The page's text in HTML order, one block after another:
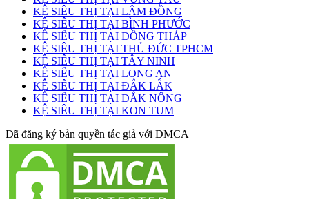
KỆ SIÊU THỊ TẠI LÂM ĐỒNG
KỆ SIÊU THỊ TẠI BÌNH PHƯỚC
KỆ SIÊU THỊ TẠI ĐỒNG THÁP
KỆ SIÊU THỊ TẠI THỦ ĐỨC TPHCM
KỆ SIÊU THỊ TẠI TÂY NINH
KỆ SIÊU THỊ TẠI LONG AN
KỆ SIÊU THỊ TẠI ĐẮK LẮK
KỆ SIÊU THỊ TẠI ĐẮK NÔNG
KỆ SIÊU THỊ TẠI KON TUM
Đã đăng ký bản quyền tác giả với DMCA